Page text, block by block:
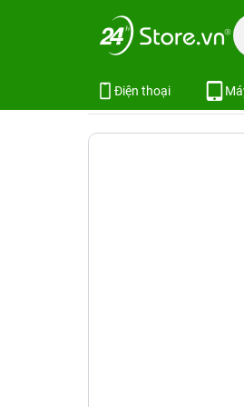
Điện thoại
Trang chủ Ốp
Ốp lưng iPhone
Xem